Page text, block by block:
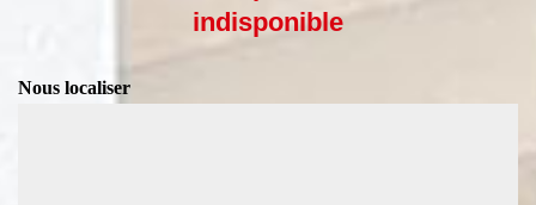
indisponible
Nous localiser